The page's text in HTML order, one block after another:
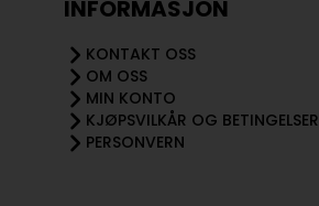
INFORMASJON
KONTAKT OSS
OM OSS
MIN KONTO
KJØPSVILKÅR OG BETINGELSER
PERSONVERN